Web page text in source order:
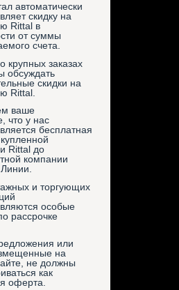
автоматически
скидку на
Rittal в
от суммы
счета.
крупных заказах
обсуждать
скидки на
Rittal.
ваше
что у нас
бесплатная
Rittal до
компании
и торгующих
особые
рассрочке
или
на
не должны
как
оферта.